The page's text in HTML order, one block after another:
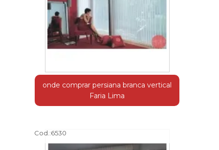
onde comprar persiana branca vertical
Faria Lima
Cod.:6530